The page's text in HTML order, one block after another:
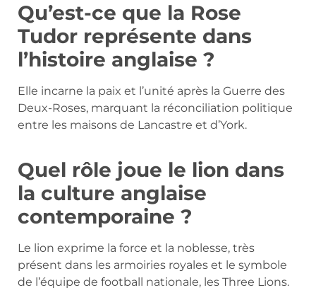
Qu’est-ce que la Rose
Tudor représente dans
l’histoire anglaise ?
Elle incarne la paix et l’unité après la Guerre des
Deux-Roses, marquant la réconciliation politique
entre les maisons de Lancastre et d’York.
Quel rôle joue le lion dans
la culture anglaise
contemporaine ?
Le lion exprime la force et la noblesse, très
présent dans les armoiries royales et le symbole
de l’équipe de football nationale, les Three Lions.